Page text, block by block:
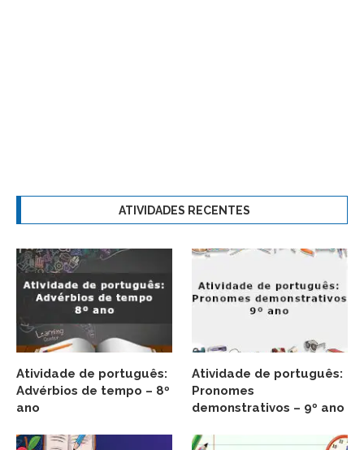
ATIVIDADES RECENTES
Atividade de português:
Advérbios de tempo – 8º
ano
Atividade de português:
Pronomes
demonstrativos – 9º ano